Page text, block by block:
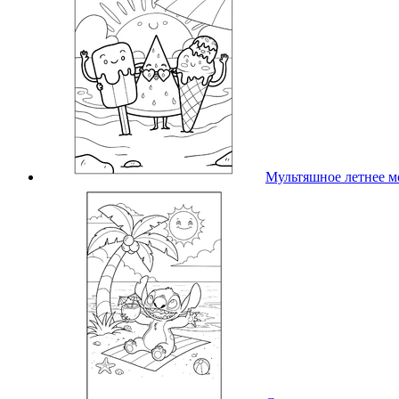
Мультяшное летнее